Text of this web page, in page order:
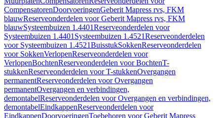
CompensatorenDoorvoeringenGeberit Mapress rvs, FKM
blauwReserveonderdelen voor Geberit Mapress rvs, FKM
blauwSysteembuizen 1.4401Reserveonderdelen voor
Systeembuizen 1.4401 Systeembuizen 1.4521Reserveonderdelen
voor Systeembuizen 1.4521BuisstukSokkenReserveonderdelen
voor SokkenVerlopenReserveonderdelen voor
VerlopenBochtenReserveonderdelen voor BochtenT-
stukkenReserveonderdelen voor T-stukkenOvergangen
permanentReserveonderdelen voor Overgangen
permanentOvergangen en verbindingen,
demontabelReserveonderdelen voor Overgangen en verbindingen,
demontabelEindkappenReserveonderdelen voor
EindkappenDoorvoeringenToebehoren voor Geberit Mapress